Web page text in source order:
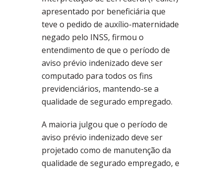
apresentado por beneficiária que
teve o pedido de auxílio-maternidade
negado pelo INSS, firmou o
entendimento de que o período de
aviso prévio indenizado deve ser
computado para todos os fins
previdenciários, mantendo-se a
qualidade de segurado empregado.
A maioria julgou que o período de
aviso prévio indenizado deve ser
projetado como de manutenção da
qualidade de segurado empregado, e